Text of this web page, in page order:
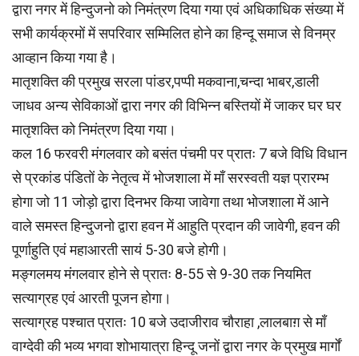
द्वारा नगर में हिन्दुजनो को निमंत्रण दिया गया एवं अधिकाधिक संख्या में
सभी कार्यक्रमों में सपरिवार सम्मिलित होने का हिन्दू समाज से विनम्र
आव्हान किया गया है।
मातृशक्ति की प्रमुख सरला पांडर,पप्पी मकवाना,चन्दा भाबर,डाली
जाधव अन्य सेविकाओं द्वारा नगर की विभिन्न बस्तियों में जाकर घर घर
मातृशक्ति को निमंत्रण दिया गया।
कल 16 फरवरी मंगलवार को बसंत पंचमी पर प्रातः 7 बजे विधि विधान
से प्रकांड पंडितों के नेतृत्व में भोजशाला में माँ सरस्वती यज्ञ प्रारम्भ
होगा जो 11 जोड़ो द्वारा दिनभर किया जावेगा तथा भोजशाला में आने
वाले समस्त हिन्दुजनो द्वारा हवन में आहुति प्रदान की जावेगी, हवन की
पूर्णाहुति एवं महाआरती सायं 5-30 बजे होगी।
मङ्गलमय मंगलवार होने से प्रातः 8-55 से 9-30 तक नियमित
सत्याग्रह एवं आरती पूजन होगा।
सत्याग्रह पश्चात प्रातः 10 बजे उदाजीराव चौराहा ,लालबाग़ से माँ
वाग्देवी की भव्य भगवा शोभायात्रा हिन्दू जनों द्वारा नगर के प्रमुख मार्गों